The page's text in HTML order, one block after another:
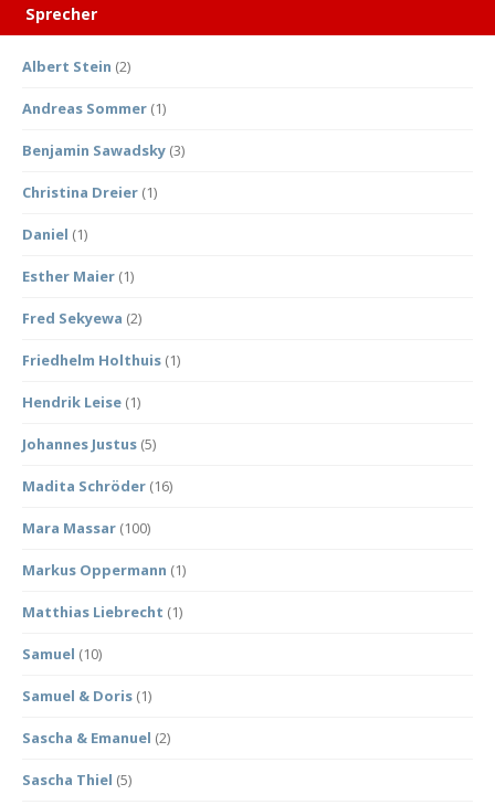
Sprecher
Albert Stein (2)
Andreas Sommer (1)
Benjamin Sawadsky (3)
Christina Dreier (1)
Daniel (1)
Esther Maier (1)
Fred Sekyewa (2)
Friedhelm Holthuis (1)
Hendrik Leise (1)
Johannes Justus (5)
Madita Schröder (16)
Mara Massar (100)
Markus Oppermann (1)
Matthias Liebrecht (1)
Samuel (10)
Samuel & Doris (1)
Sascha & Emanuel (2)
Sascha Thiel (5)